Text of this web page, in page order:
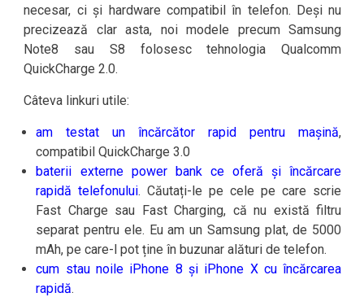
necesar, ci și hardware compatibil în telefon. Deși nu
precizează clar asta, noi modele precum Samsung
Note8 sau S8 folosesc tehnologia Qualcomm
QuickCharge 2.0.
Câteva linkuri utile:
am testat un încărcător rapid pentru mașină,
compatibil QuickCharge 3.0
baterii externe power bank ce oferă și încărcare
rapidă telefonului. Căutați-le pe cele pe care scrie
Fast Charge sau Fast Charging, că nu există filtru
separat pentru ele. Eu am un Samsung plat, de 5000
mAh, pe care-l pot ține în buzunar alături de telefon.
cum stau noile iPhone 8 și iPhone X cu încărcarea
rapidă.